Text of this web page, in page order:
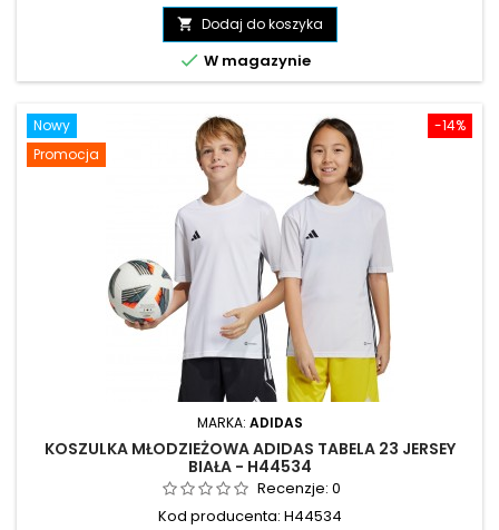
podstawowa
 Dodaj do koszyka
 W magazynie
-14%
Nowy
Promocja
MARKA: ADIDAS
KOSZULKA MŁODZIEŻOWA ADIDAS TABELA 23 JERSEY
BIAŁA - H44534
Recenzje: 0
Kod producenta: H44534